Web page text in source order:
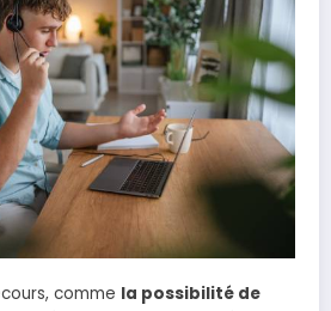
comme la possibilité de